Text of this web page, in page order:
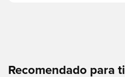
Recomendado para ti